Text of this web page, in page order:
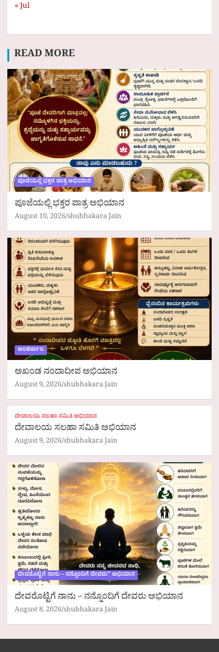
« Jul
READ MORE
ಪೂಜೆಯಲ್ಲಿ ಭಕ್ತರ ಪಾತ್ರ ಅಭಿಯಾನ
ಪೂಜೆಯಲ್ಲಿ ಭಕ್ತರ ಪಾತ್ರ ಅಭಿಯಾನ
August 10, 2026 shubhakara Jain
ಅಂತರ್ಜಾಲ
ಅಖಂಡ ನಂದಾದೀಪ ಅಭಿಯಾನ
August 9, 2026 shubhakara Jain
ದೇವಾಲಯ ಸಲಹಾ ಸಮಿತಿ ಅಭಿಯಾನ
ದೇವಾಲಯ ಸಲಹಾ ಸಮಿತಿ ಅಭಿಯಾನ
August 9, 2026 shubhakara Jain
ದೇವರೊಟ್ಟಿಗೆ ನಾನು – ನನ್ನೊಂದಿಗೆ ದೇವರು” ಅಭಿಯಾನ
ದೇವರೊಟ್ಟಿಗೆ ನಾನು – ನನ್ನೊಂದಿಗೆ ದೇವರು ಅಭಿಯಾನ
August 8, 2026 shubhakara Jain